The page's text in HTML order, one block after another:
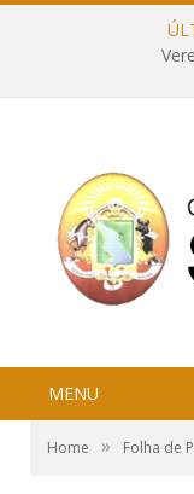
MENU
Home » Folha de